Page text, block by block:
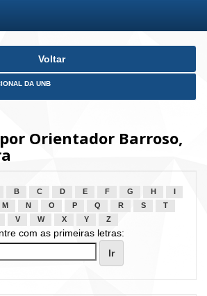
Voltar
DA UNB
Orientador Barroso,
B C D E F G H
M N O P Q R S
T
V W X Y Z
com as primeiras letras: